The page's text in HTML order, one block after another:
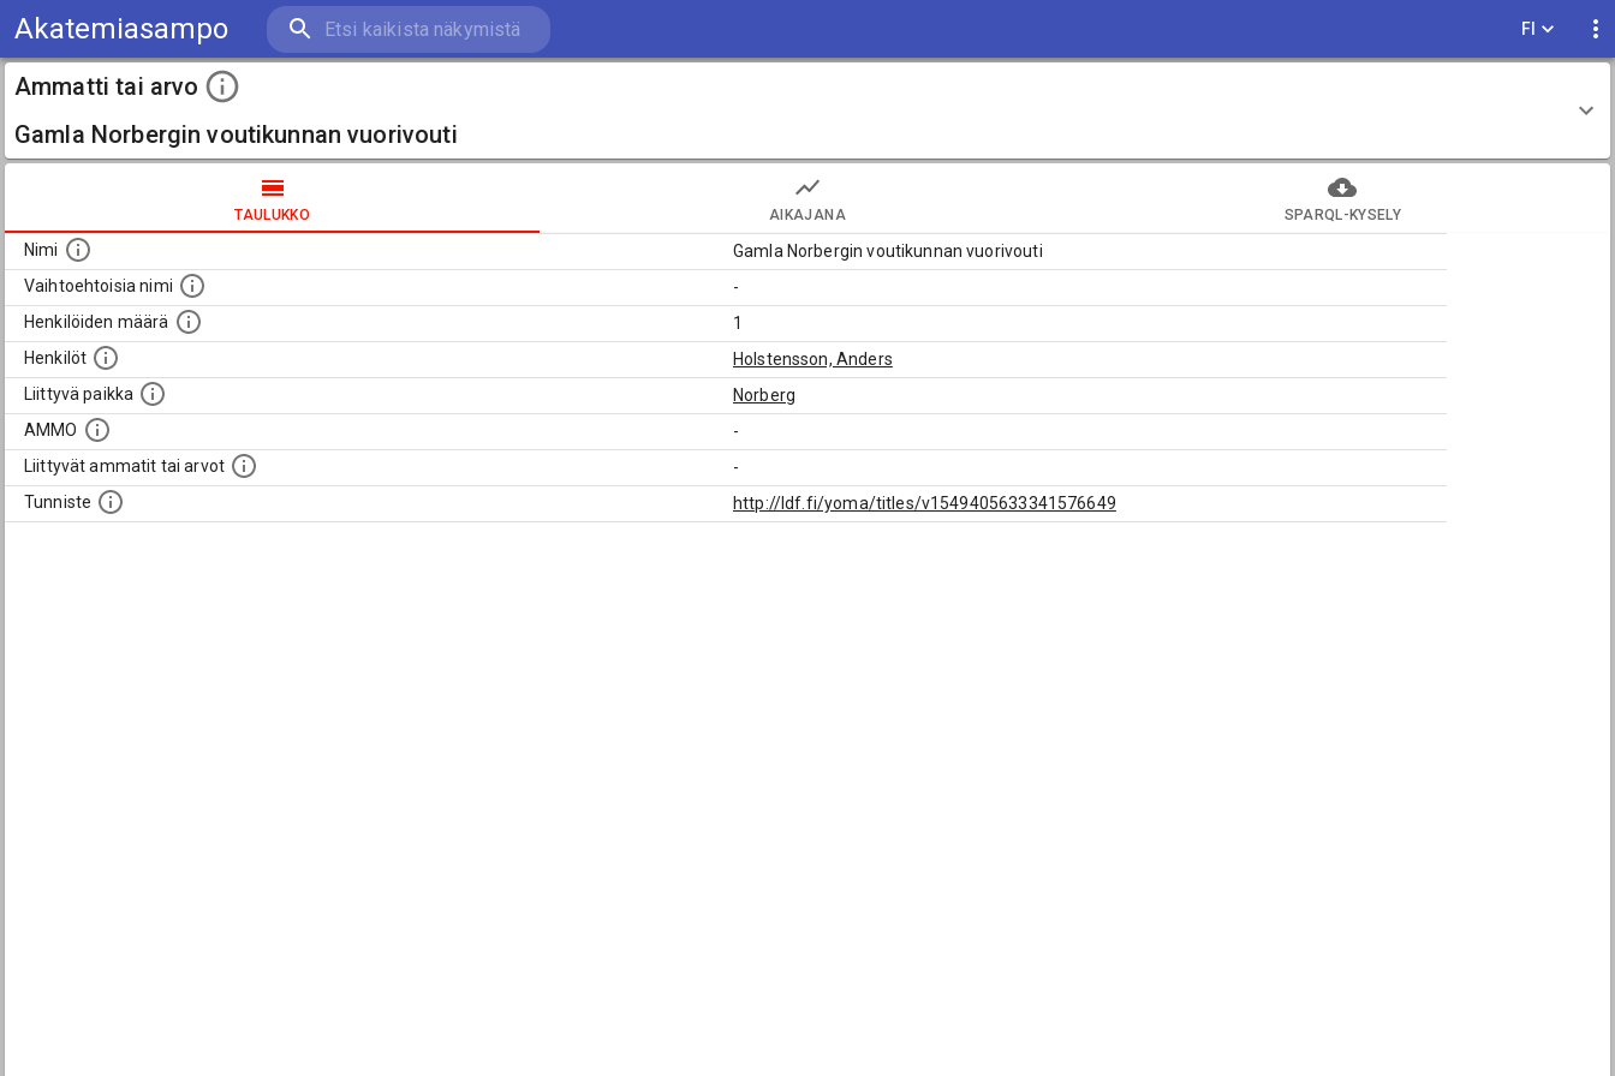
Akatemiasampo FI
Ammatti tai arvo
Gamla Norbergin voutikunnan vuorivouti
TAULUKKO AIKAJANA SPARQL-KYSELY
Nimi
Gamla Norbergin voutikunnan vuorivouti
Vaihtoehtoisia nimi
-
Henkilöiden määrä
1
Henkilöt
Holstensson, Anders
Liittyvä paikka
Norberg
AMMO
-
Liittyvät ammatit tai arvot
-
Tunniste
http://ldf.fi/yoma/titles/v1549405633341576649